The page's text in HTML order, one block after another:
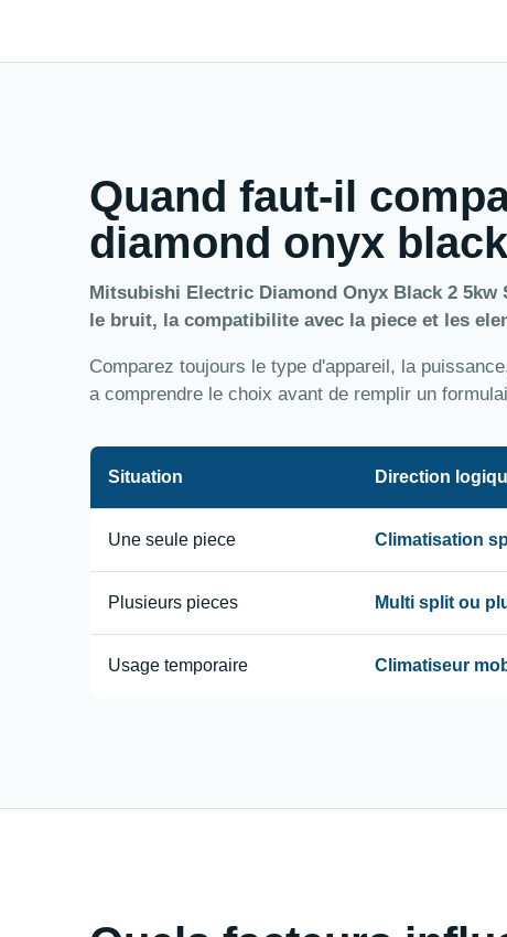
Quand faut-il
diamond onyx
Mitsubishi Electric Diamond Onyx Black 2
le bruit, la compatibilite avec la piece et les
Comparez toujours le type d'appareil, la
a comprendre le choix avant de remplir un
Situation Direction
Une seule piece Climatisation
Plusieurs pieces Multi split ou
Usage temporaire Climatiseur